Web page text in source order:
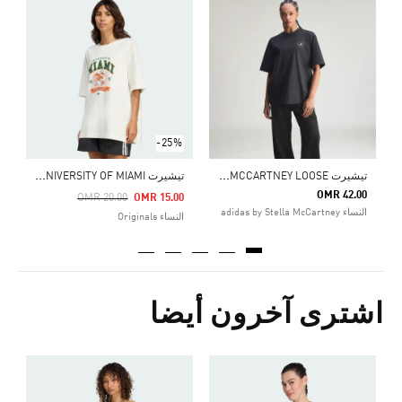
ت
يشيرت ADIDAS BY STELLA MCCARTNEY LOOSE
OMR 42.00
النساء adidas by Stella McCartney
-25%
ت
يشيرت ADIDAS ORIGINALS ATHL DEPT NCAA UNIVERSITY OF MIAMI
Price Reduced From
OMR 20.00
To OMR 15.00
النساء Originals
Price Reduced From
اشترى آخرون أيضا